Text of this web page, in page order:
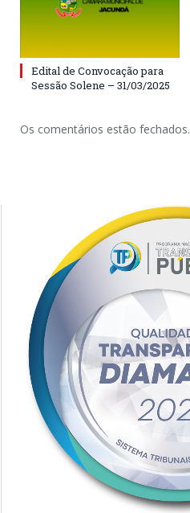
Edital de Convocação para
Sessão Solene – 31/03/2025
Os comentários estão fechados.